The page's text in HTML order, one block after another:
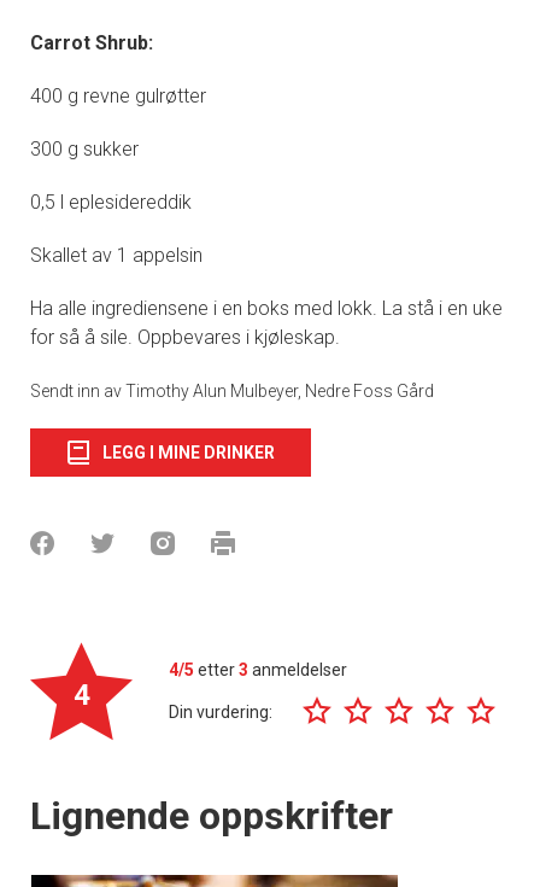
Carrot Shrub:
400 g revne gulrøtter
300 g sukker
0,5 l eplesidereddik
Skallet av 1 appelsin
Ha alle ingrediensene i en boks med lokk. La stå i en uke
for så å sile. Oppbevares i kjøleskap.
Sendt inn av Timothy Alun Mulbeyer, Nedre Foss Gård
LEGG I MINE DRINKER
4
4/5 etter3 anmeldelser
Din vurdering:
Lignende oppskrifter